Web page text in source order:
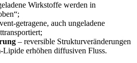
Wirkstoffe⁤ werden in
getragene, auch ungeladene⁤
– reversible Strukturveränderungen
Lipide erhöhen ⁣diffusiven ​Fluss.